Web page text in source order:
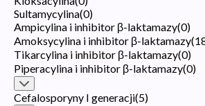
Sultamycylina(0)
Ampicylina i inhibitor β-laktamazy(0)
Amoksycylina i inhibitor β-laktamazy(
Tikarcylina i inhibitor β-laktamazy(0)
Piperacylina i inhibitor β-laktamazy(0)
Cefalosporyny I generacji(5)